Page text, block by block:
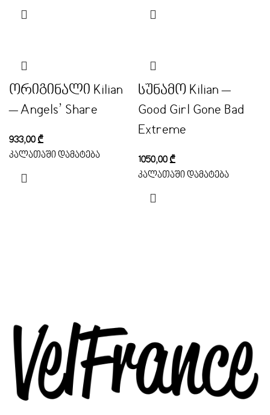
ორიგინალი Kilian
– Angels’ Share
933,00₾
კალათაში დამატება
სუნამო Kilian –
Good Girl Gone Bad
Extreme
1050,00₾
კალათაში დამატება